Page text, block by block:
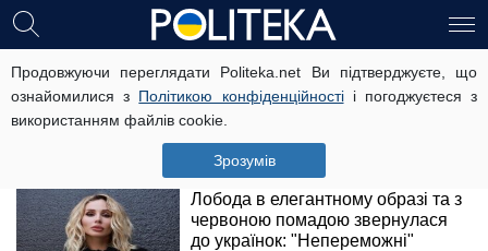
Продовжуючи переглядати Politeka.net Ви підтверджуєте, що
ознайомилися з Політикою конфіденційностіі погоджуєтеся з
використанням файлів cookie.
Зрозумів
"Вона могла промовчати": кум
Лободи Анатолій Анатоліч
висловився про її позицію щодо
України
10 березня, 04:50
Лобода в елегантному образі та з
червоною помадою звернулася
до українок: "Непереможні"